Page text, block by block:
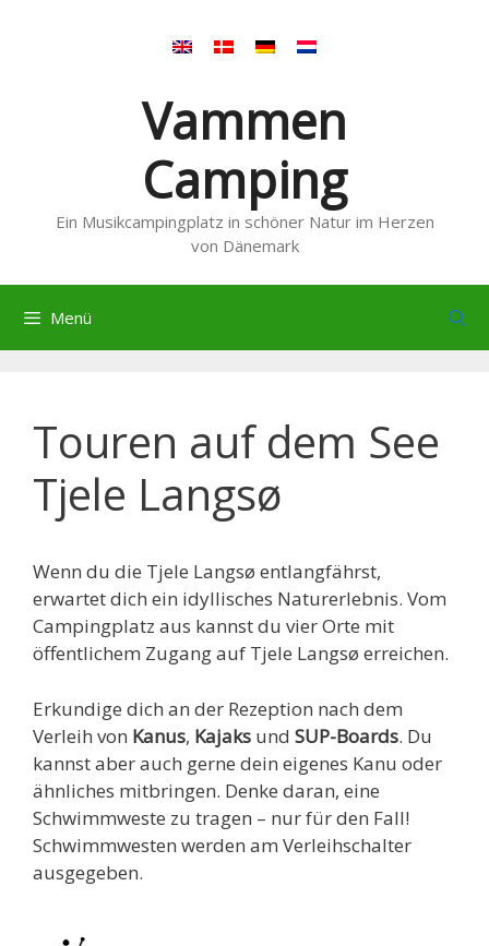
Vammen
Camping
Ein Musikcampingplatz in schöner Natur im Herzen
von Dänemark
Menü
Touren auf dem See
Tjele Langsø
Wenn du die Tjele Langsø entlangfährst,
erwartet dich ein idyllisches Naturerlebnis. Vom
Campingplatz aus kannst du vier Orte mit
öffentlichem Zugang auf Tjele Langsø erreichen.
Erkundige dich an der Rezeption nach dem
Verleih von Kanus, Kajaks und SUP-Boards. Du
kannst aber auch gerne dein eigenes Kanu oder
ähnliches mitbringen. Denke daran, eine
Schwimmweste zu tragen – nur für den Fall!
Schwimmwesten werden am Verleihschalter
ausgegeben.